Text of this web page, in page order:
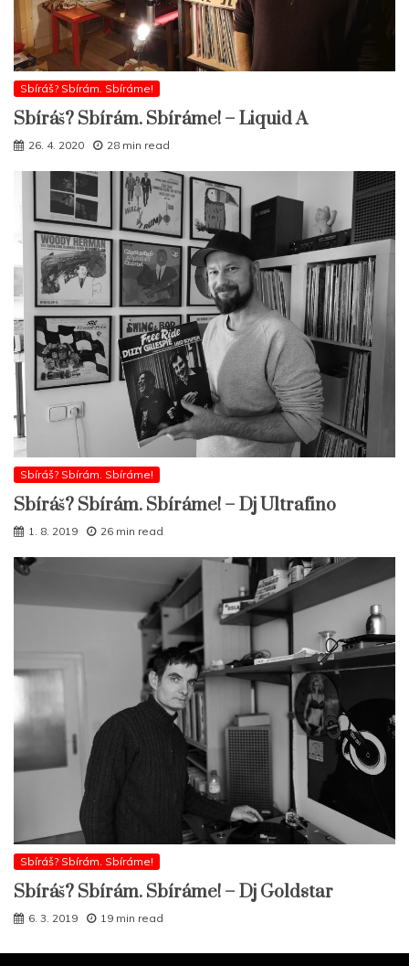
Sbíráš? Sbírám. Sbíráme!
Sbíráš? Sbírám. Sbíráme! – Liquid A
26. 4. 2020 28 min read
Sbíráš? Sbírám. Sbíráme!
Sbíráš? Sbírám. Sbíráme! – Dj Ultrafino
1. 8. 2019 26 min read
Sbíráš? Sbírám. Sbíráme!
Sbíráš? Sbírám. Sbíráme! – Dj Goldstar
6. 3. 2019 19 min read